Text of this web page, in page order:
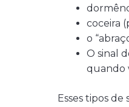
coceira
o
O sinal
quando
Esses tipos